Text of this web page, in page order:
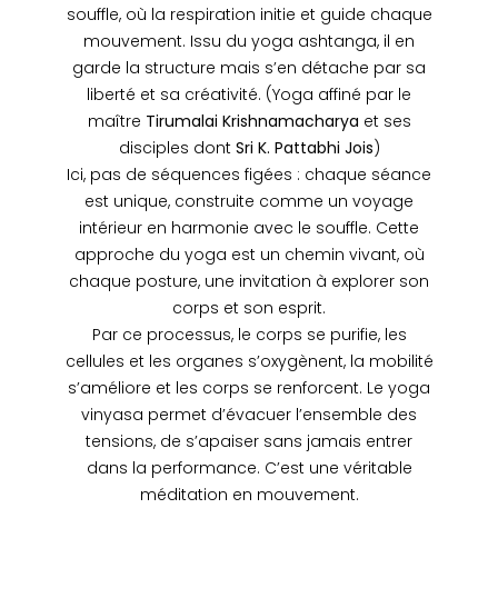
souffle, où la respiration initie et guide chaque
mouvement. Issu du yoga ashtanga, il en
garde la structure mais s’en détache par sa
liberté et sa créativité. (Yoga affiné par le
maître Tirumalai Krishnamacharya et ses
disciples dontSri K. Pattabhi Jois)
Ici, pas de séquences figées : chaque séance
est unique, construite comme un voyage
intérieur en harmonie avec le souffle. Cette
approche du yoga est un chemin vivant, où
chaque posture, une invitation à explorer son
corps et son esprit.
Par ce processus, le corps se purifie, les
cellules et les organes s’oxygènent, la mobilité
s’améliore et les corps se renforcent. Le yoga
vinyasa permet d’évacuer l’ensemble des
tensions, de s’apaiser sans jamais entrer
dans la performance. C’est une véritable
méditation en mouvement.